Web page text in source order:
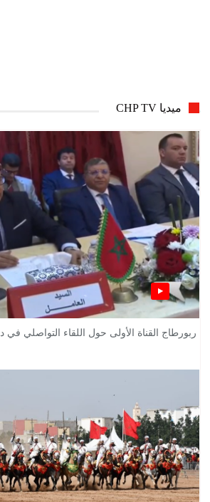
ميديا CHP TV
ربورطاج القناة الأولى حول اللقاء التواصلي في